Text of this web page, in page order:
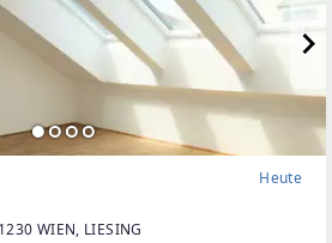
Heute
WIEN, LIESING